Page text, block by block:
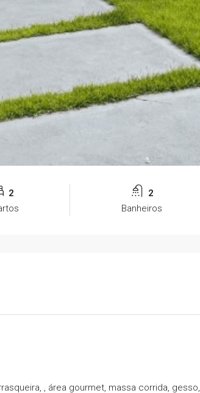
2
2
Banheiros
, área gourmet, massa corrida, gesso,